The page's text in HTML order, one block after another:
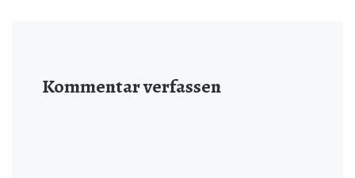
Kommentar verfassen